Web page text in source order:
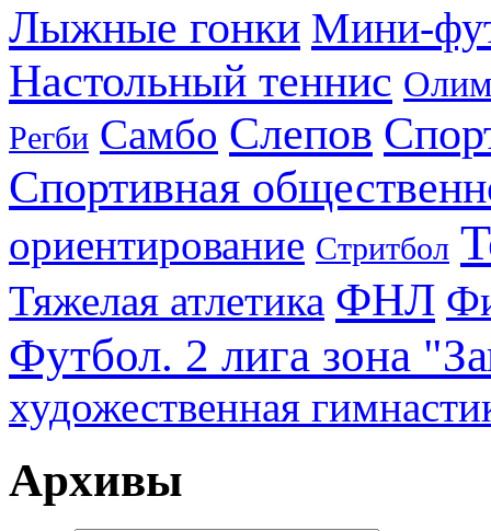
Лыжные гонки Мини-
Настольный теннис
Регби Самбо Слепов
Спортивная
ориентирование Стритбол
Тяжелая атлетика ФНЛ
Футбол. 2 лига зона
художественная
Архивы